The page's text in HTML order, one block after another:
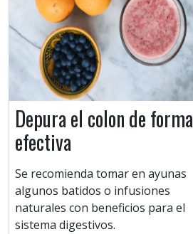
Depura el colon de forma
efectiva
Se recomienda tomar en ayunas
algunos batidos o infusiones
naturales con beneficios para el
sistema digestivos.